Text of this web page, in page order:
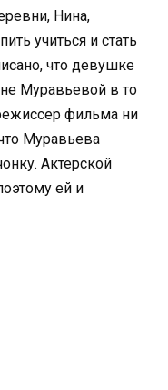
Нина,
учиться и стать
что девушке
Муравьевой в то
фильма ни
Муравьева
Актерской
ей и